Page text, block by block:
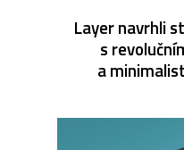
Layer navrhli
s
a